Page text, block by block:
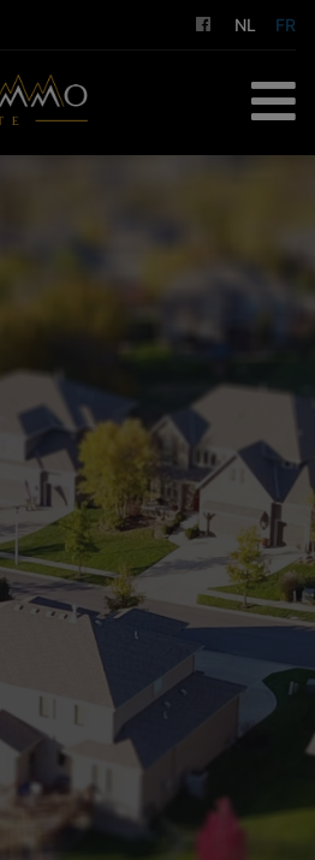
NL FR
SERVICES
DE NOUS
CONTACT
GRATUITE
2 660 50 50
Bruxelles Sud
Sambreville